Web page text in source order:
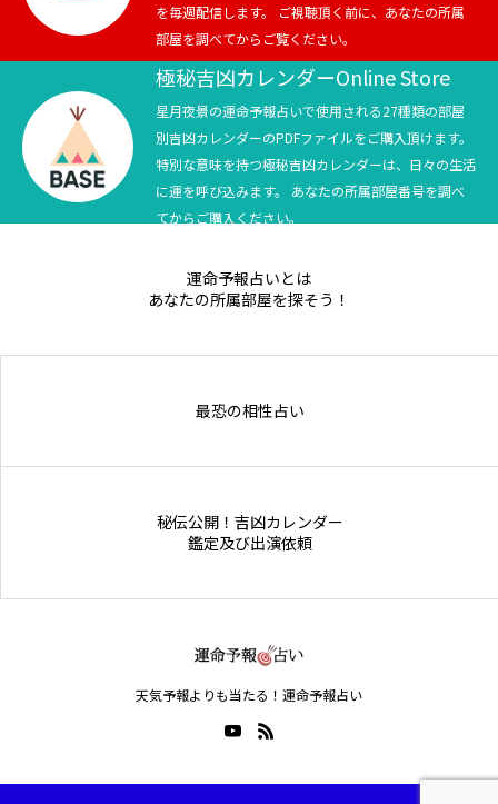
競馬
テニス四大大会・五輪
テニス四大大会・五輪
を毎週配信します。 ご視聴頂く前に、あなたの所属
部屋を調べてからご覧ください。
極秘吉凶カレンダーOnline Store
星月夜景の運命予報占いで使用される27種類の部屋
別吉凶カレンダーのPDFファイルをご購入頂けます。
特別な意味を持つ極秘吉凶カレンダーは、日々の生活
に運を呼び込みます。 あなたの所属部屋番号を調べ
てからご購入ください。
運命予報占いとは
あなたの所属部屋を探そう！
最恐の相性占い
秘伝公開！吉凶カレンダー
鑑定及び出演依頼
天気予報よりも当たる！運命予報占い